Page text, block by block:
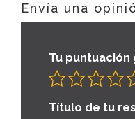
Envía una
Tu puntuación
Título de tu